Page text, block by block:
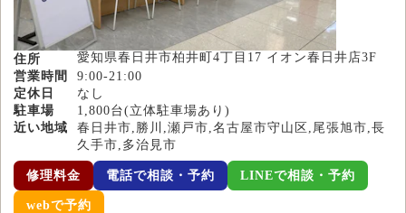
住所
愛知県春日井市柏井町4丁目17 イオン春日井店3F
営業時間
9:00-21:00
定休日
なし
駐車場
1,800台(立体駐車場あり)
近い地域
春日井市,勝川,瀬戸市,名古屋市守山区,尾張旭市,長
久手市,多治見市
修理料金 電話で相談・予約 LINEで相談・予約
webで予約